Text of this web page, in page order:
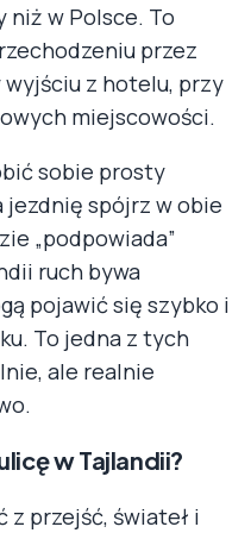
w Polsce. To
przez
z hotelu, przy
miejscowości.
sobie prosty
jezdnię spójrz w obie
„podpowiada”
ruch bywa
pojawić się szybko i
To jedna z tych
ale realnie
w Tajlandii?
przejść, świateł i